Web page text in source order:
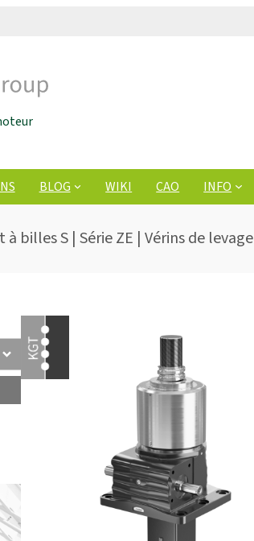
BLOG WIKI CAO INFO
billes S | Série ZE | Vérins de levage